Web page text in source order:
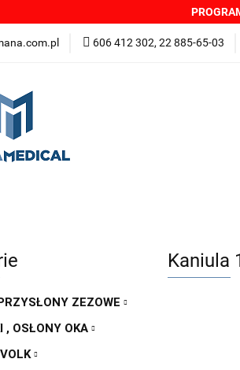
606 412 302, 22 885-65-03
NOWOŚCI
ZEZOWE
, OSŁONY OKA
Kaniula